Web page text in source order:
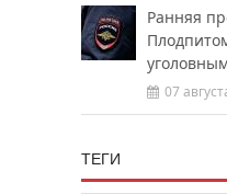
Ранняя
07
ТЕГИ